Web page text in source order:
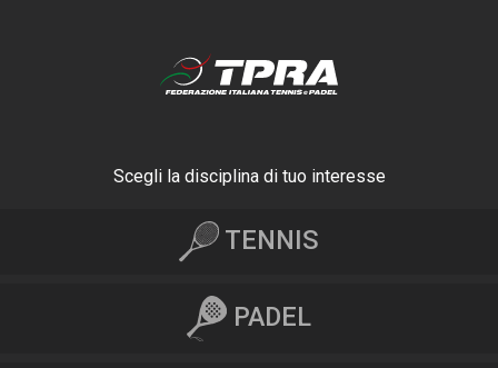
Scegli la disciplina di tuo interesse
TENNIS
PADEL